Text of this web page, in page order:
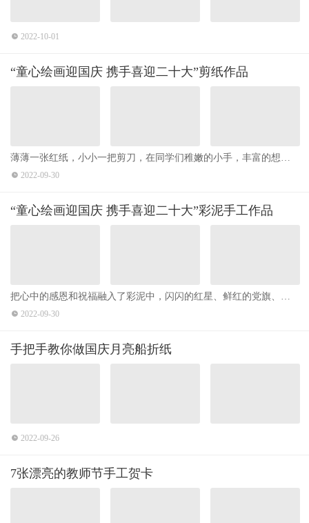
2022-10-01
“童心绘画迎国庆 携手喜迎二十大”剪纸作品
薄薄一张红纸，小小一把剪刀，在同学们稚嫩的小手，丰富的想象
力中，剪出对党的二十大胜利召开的祝愿，剪出对祖国、对家乡的
2022-09-30
“童心绘画迎国庆 携手喜迎二十大”彩泥手工作品
把心中的感恩和祝福融入了彩泥中，闪闪的红星、鲜红的党旗、巍
峨的长城被一一呈现，向伟大的党、伟大的祖国表达了最真挚的祝
2022-09-30
手把手教你做国庆月亮船折纸
2022-09-26
7张漂亮的教师节手工贺卡